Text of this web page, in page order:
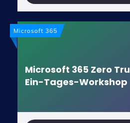
Microsoft 365
Microsoft 365 Zero
Ein-Tages-Workshop